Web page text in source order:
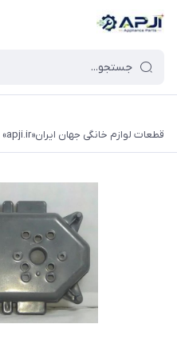
قطعات یدکی و جانبی لوازم خانگی جهان
قطعات لوازم خانگی جهان ایران«apji.ir»